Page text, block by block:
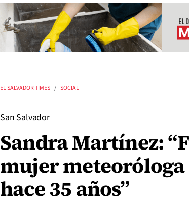
EL SALVADOR TIMES SOCIAL
San Salvador
Sandra Martínez:
mujer meteoróloga
hace 35 años”